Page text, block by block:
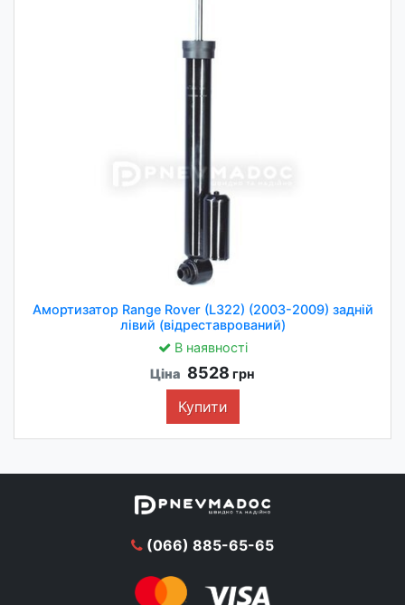
Амортизатор Range Rover (L322) (2003-2009) задній
лівий (відреставрований)
В наявності
Ціна 8528 грн
Купити
(066) 885-65-65